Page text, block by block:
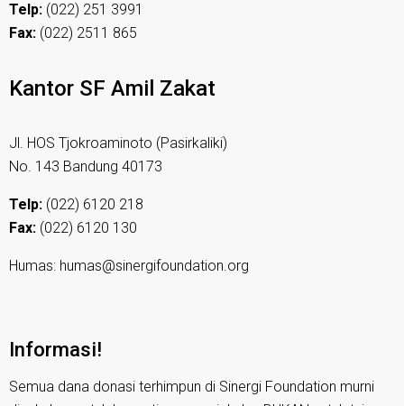
Telp: (022) 251 3991
Fax: (022) 2511 865
Kantor SF Amil Zakat
Jl. HOS Tjokroaminoto (Pasirkaliki)
No. 143 Bandung 40173
Telp: (022) 6120 218
Fax: (022) 6120 130
Humas: humas@sinergifoundation.org
Informasi!
Semua dana donasi terhimpun di Sinergi Foundation murni